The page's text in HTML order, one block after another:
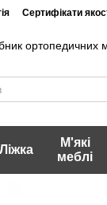
Сертифікати
ортопедичних
Ліжка
М'які
меблі